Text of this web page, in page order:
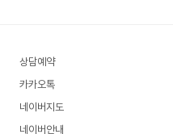
상담예약
카카오톡
네이버지도
네이버안내